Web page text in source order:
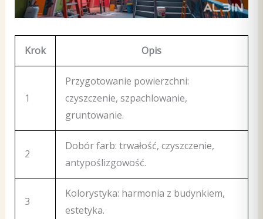
Krok Opis
1
Przygotowanie powierzchni:
czyszczenie, szpachlowanie,
gruntowanie.
2
Dobór farb: trwałość, czyszczenie,
antypoślizgowość.
3
Kolorystyka: harmonia z budynkiem,
estetyka.